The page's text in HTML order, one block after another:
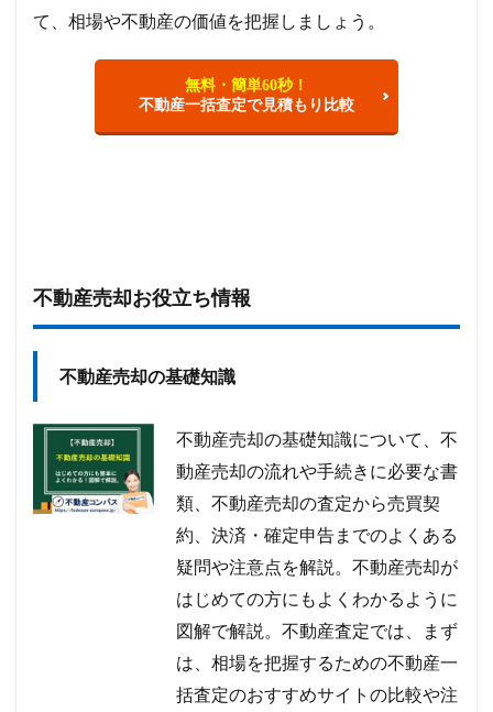
て、相場や不動産の価値を把握しましょう。
無料・簡単60秒！
不動産一括査定で見積もり比較
不動産売却お役立ち情報
不動産売却の基礎知識
不動産売却の基礎知識について、不
動産売却の流れや手続きに必要な書
類、不動産売却の査定から売買契
約、決済・確定申告までのよくある
疑問や注意点を解説。不動産売却が
はじめての方にもよくわかるように
図解で解説。不動産査定では、まず
は、相場を把握するための不動産一
括査定のおすすめサイトの比較や注